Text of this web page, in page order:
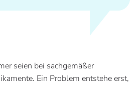
seien bei sachgemäßer
Ein Problem entstehe erst,